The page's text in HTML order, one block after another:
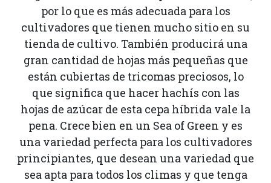
por lo que es más adecuada para los
cultivadores que tienen mucho sitio en su
tienda de cultivo. También producirá una
gran cantidad de hojas más pequeñas que
están cubiertas de tricomas preciosos, lo
que significa que hacer hachís con las
hojas de azúcar de esta cepa híbrida vale la
pena. Crece bien en un Sea of Green y es
una variedad perfecta para los cultivadores
principiantes, que desean una variedad que
sea apta para todos los climas y que tenga